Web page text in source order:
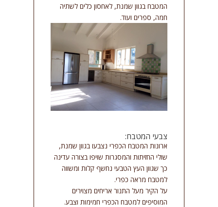
המטבח בגוון שמנת, לאחסון כלים לשתיה
חמה, ספרים ועוד.
צבעי המטבח:
ארונות המטבח הכפרי נצבעו בגוון שמנת,
שולי החזיתות והמסגרות שויפו בצורה עדינה
כך שגוון העץ הטבעי נחשף קלות ומשווה
למטבח מראה כפרי.
על הקיר מעל התנור אריחים מצוירים
המוסיפים למטבח הכפרי חמימות וצבע.